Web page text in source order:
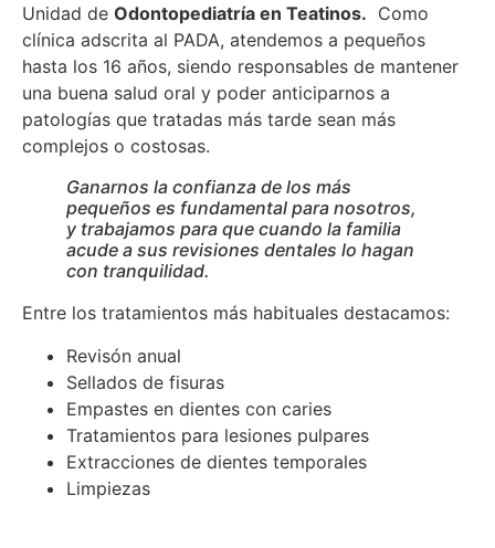
Unidad de Odontopediatría en Teatinos. Como
clínica adscrita al PADA, atendemos a pequeños
hasta los 16 años, siendo responsables de mantener
una buena salud oral y poder anticiparnos a
patologías que tratadas más tarde sean más
complejos o costosas.
Ganarnos la confianza de los más
pequeños es fundamental para nosotros,
y trabajamos para que cuando la familia
acude a sus revisiones dentales lo hagan
con tranquilidad.
Entre los tratamientos más habituales destacamos:
Revisón anual
Sellados de fisuras
Empastes en dientes con caries
Tratamientos para lesiones pulpares
Extracciones de dientes temporales
Limpiezas